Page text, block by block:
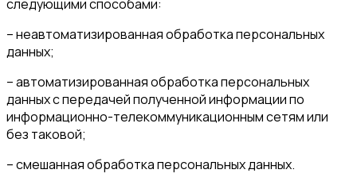
следующими способами:
– неавтоматизированная обработка персональных
данных;
– автоматизированная обработка персональных
данных с передачей полученной информации по
информационно-телекоммуникационным сетям или
без таковой;
– смешанная обработка персональных данных.